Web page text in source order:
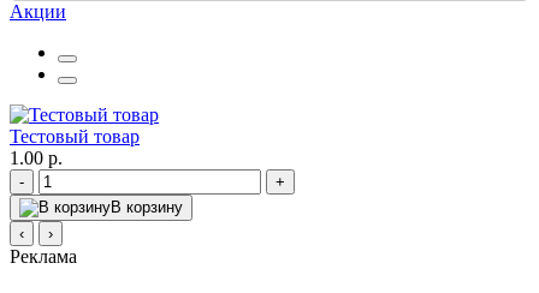
Акции
Тестовый товар
1.00 р.
-
+
В корзину
‹
›
Реклама